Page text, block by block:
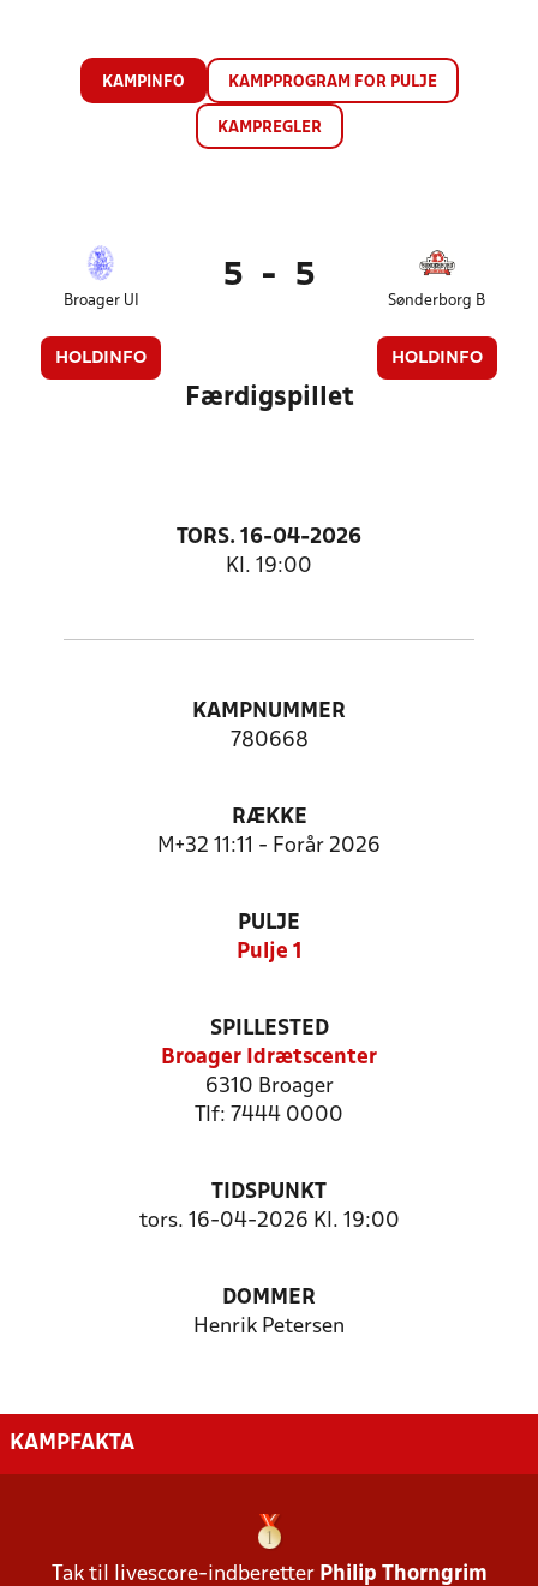
KAMPINFO KAMPPROGRAM FOR PULJE
KAMPREGLER
Broager UI
HOLDINFO
5 - 5
Sønderborg B
HOLDINFO
Færdigspillet
TORS. 16-04-2026
Kl. 19:00
KAMPNUMMER
780668
RÆKKE
M+32 11:11 - Forår 2026
PULJE
Pulje 1
SPILLESTED
Broager Idrætscenter
6310 Broager
Tlf: 7444 0000
TIDSPUNKT
tors. 16-04-2026 Kl. 19:00
DOMMER
Henrik Petersen
KAMPFAKTA
Tak til livescore-indberetter Philip Thorngrim